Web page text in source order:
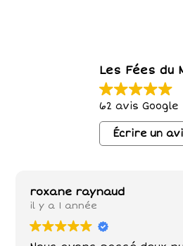
Les Fées du
62 avis Google
Écrire un
roxane raynaud
il y a 1 année